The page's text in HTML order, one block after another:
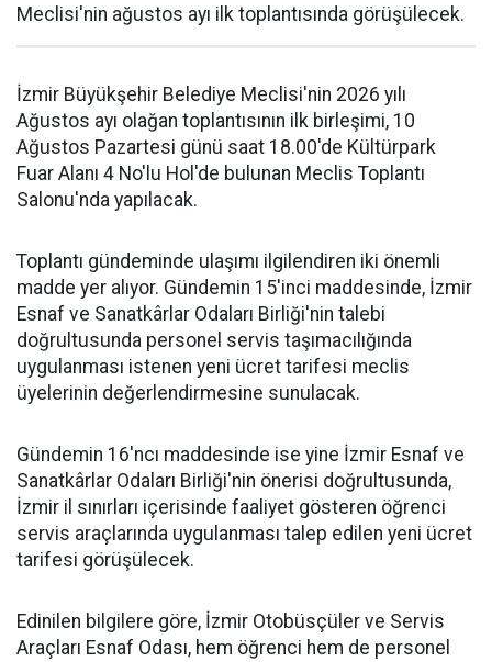
Meclisi'nin ağustos ayı ilk toplantısında görüşülecek.
İzmir Büyükşehir Belediye Meclisi'nin 2026 yılı
Ağustos ayı olağan toplantısının ilk birleşimi, 10
Ağustos Pazartesi günü saat 18.00'de Kültürpark
Fuar Alanı 4 No'lu Hol'de bulunan Meclis Toplantı
Salonu'nda yapılacak.
Toplantı gündeminde ulaşımı ilgilendiren iki önemli
madde yer alıyor. Gündemin 15'inci maddesinde, İzmir
Esnaf ve Sanatkârlar Odaları Birliği'nin talebi
doğrultusunda personel servis taşımacılığında
uygulanması istenen yeni ücret tarifesi meclis
üyelerinin değerlendirmesine sunulacak.
Gündemin 16'ncı maddesinde ise yine İzmir Esnaf ve
Sanatkârlar Odaları Birliği'nin önerisi doğrultusunda,
İzmir il sınırları içerisinde faaliyet gösteren öğrenci
servis araçlarında uygulanması talep edilen yeni ücret
tarifesi görüşülecek.
Edinilen bilgilere göre, İzmir Otobüsçüler ve Servis
Araçları Esnaf Odası, hem öğrenci hem de personel